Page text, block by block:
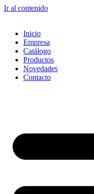
Ir al contenido
Inicio
Empresa
Catálogo
Productos
Novedades
Contacto